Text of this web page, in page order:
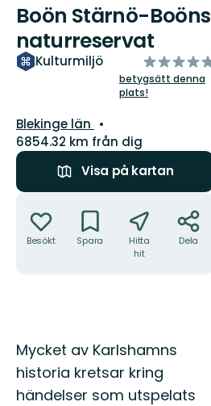
Boön Stärnö-Boöns
naturreservat
Kulturmiljö
av
5
stjärnor
betygsätt denna
plats!
Län:
Blekinge län
6854.32 km från dig
Visa på kartan
Besökt Spara
Hitta
hit
Dela
Beskrivning
Mycket av Karlshamns
historia kretsar kring
händelser som utspelats